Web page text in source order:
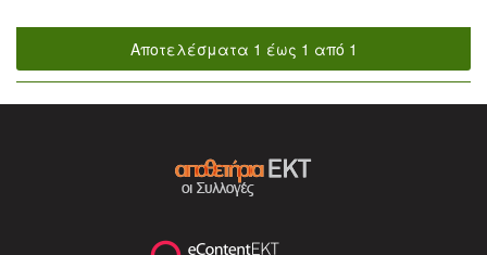
Αποτελέσματα 1 έως 1 από 1